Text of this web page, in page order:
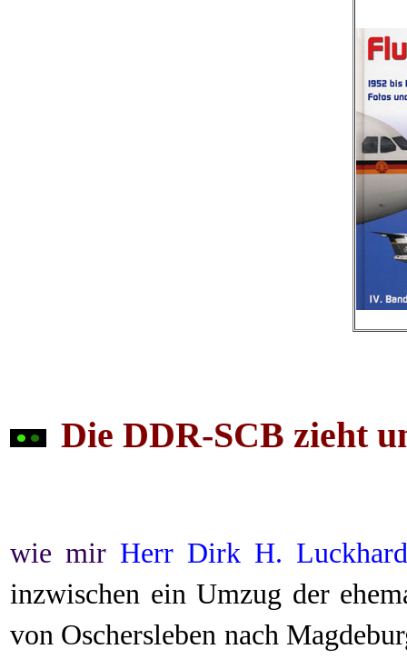
Die DDR-SCB zieht
wie mir Herr Dirk H.
inzwischen ein Umzug der
von Oschersleben nach